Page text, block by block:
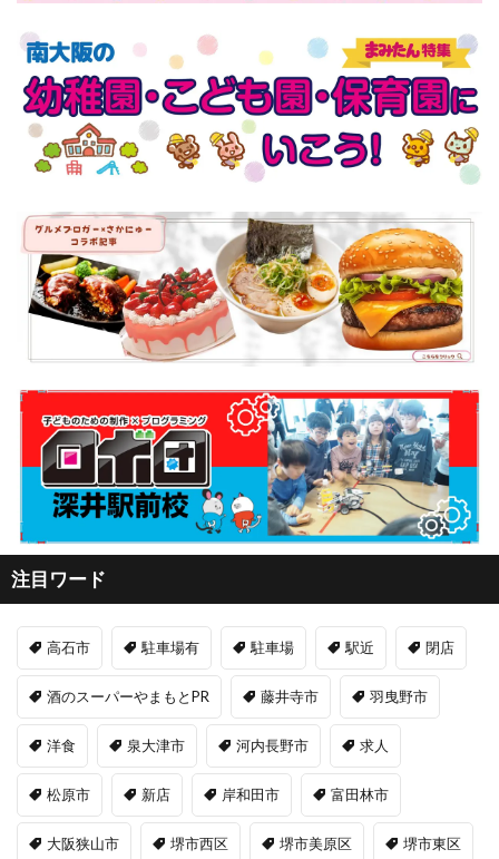
注目ワード
高石市 駐車場有 駐車場 駅近 閉店
酒のスーパーやまもとPR 藤井寺市 羽曳野市
洋食 泉大津市 河内長野市 求人
松原市 新店 岸和田市 富田林市
大阪狭山市 堺市西区 堺市美原区 堺市東区